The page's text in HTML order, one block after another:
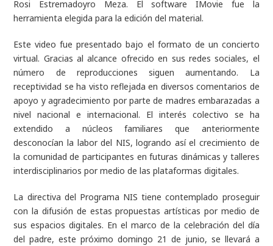
Rosi Estremadoyro Meza. El software IMovie fue la
herramienta elegida para la edición del material.
Este video fue presentado bajo el formato de un concierto
virtual. Gracias al alcance ofrecido en sus redes sociales, el
número de reproducciones siguen aumentando. La
receptividad se ha visto reflejada en diversos comentarios de
apoyo y agradecimiento por parte de madres embarazadas a
nivel nacional e internacional. El interés colectivo se ha
extendido a núcleos familiares que anteriormente
desconocían la labor del NIS, logrando así el crecimiento de
la comunidad de participantes en futuras dinámicas y talleres
interdisciplinarios por medio de las plataformas digitales.
La directiva del Programa NIS tiene contemplado proseguir
con la difusión de estas propuestas artísticas por medio de
sus espacios digitales. En el marco de la celebración del día
del padre, este próximo domingo 21 de junio, se llevará a